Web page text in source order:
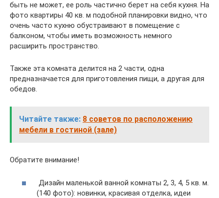
быть не может, ее роль частично берет на себя кухня. На
фото квартиры 40 кв. м подобной планировки видно, что
очень часто кухню обустраивают в помещение с
балконом, чтобы иметь возможность немного
расширить пространство.
Также эта комната делится на 2 части, одна
предназначается для приготовления пищи, а другая для
обедов.
Читайте также: 8 советов по расположению
мебели в гостиной (зале)
Обратите внимание!
Дизайн маленькой ванной комнаты 2, 3, 4, 5 кв. м.
(140 фото): новинки, красивая отделка, идеи